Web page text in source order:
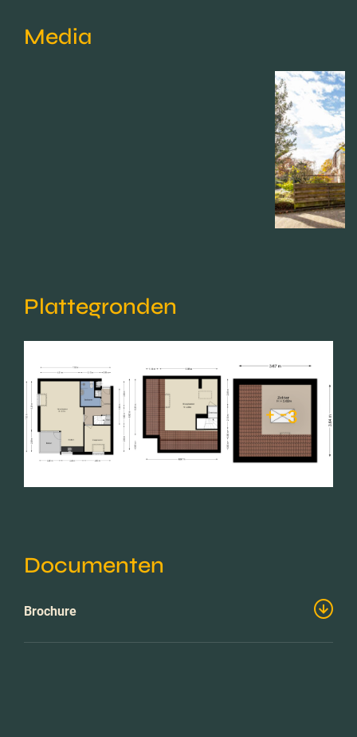
Media
Plattegronden
+ -3
Documenten
Brochure